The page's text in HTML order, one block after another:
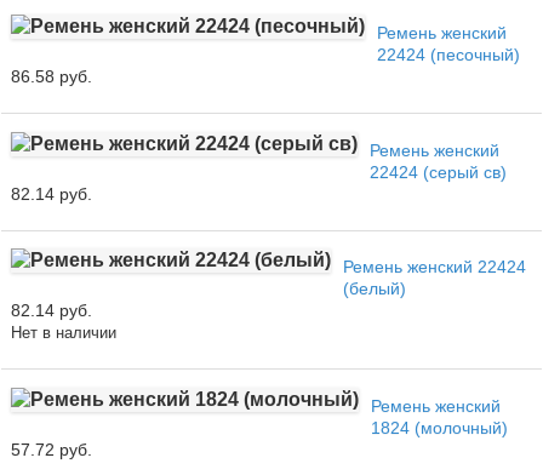
Ремень женский
22424 (песочный)
86.58 руб.
Ремень женский
22424 (серый св)
82.14 руб.
Ремень женский 22424
(белый)
82.14 руб.
Нет в наличии
Ремень женский
1824 (молочный)
57.72 руб.